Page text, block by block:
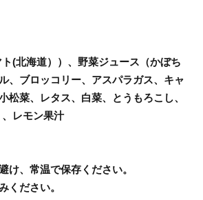
ト(北海道））、野菜ジュース（かぼち
、ブロッコリー、アスパラガス、キャ
松菜、レタス、白菜、とうもろこし、
レモン果汁
け、常温で保存ください。
ください。